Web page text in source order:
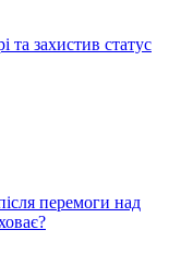
захистив статус
перемоги над